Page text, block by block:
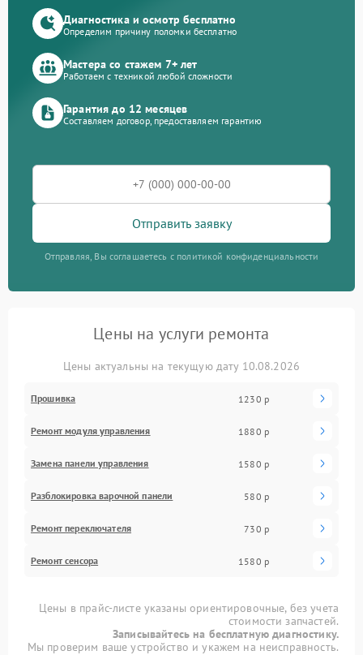
Диагностика и осмотр бесплатно
Определим причину поломки бесплатно
Мастера со стажем 7+ лет
Работаем с техникой любой сложности
Гарантия до 12 месяцев
Составляем договор, предоставляем гарантию
Отправить заявку
Отправляя, Вы соглашаетесь с политикой конфиденциальности
Цены на услуги ремонта
Цены актуальны на текущую дату 10.08.2026
Прошивка 1230 р
Ремонт модуля управления 1880 р
Замена панели управления 1580 р
Разблокировка варочной панели 580 р
Ремонт переключателя 730 р
Ремонт сенсора 1580 р
Цены в прайс-листе указаны ориентировочные, без учета
стоимости запчастей.
Записывайтесь на бесплатную диагностику.
Мы проверим ваше устройство и укажем на неисправность.